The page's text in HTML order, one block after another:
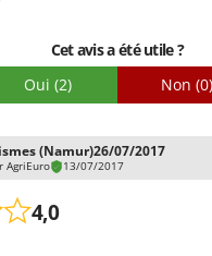
Cet avis a été utile ?
Oui (2) Non (0)
(Namur)26/07/2017
AgriEuro 13/07/2017
4,0